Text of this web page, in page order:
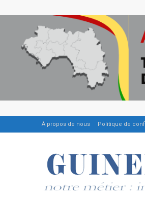
À propos de nous Politique de